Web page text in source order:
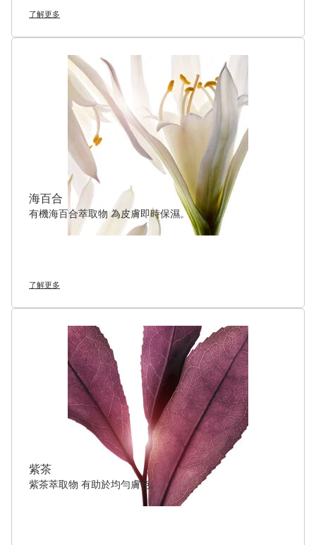
了解更多
海百合
有機海百合萃取物 為皮膚即時保濕。
了解更多
紫茶
紫茶萃取物 有助於均勻膚色。